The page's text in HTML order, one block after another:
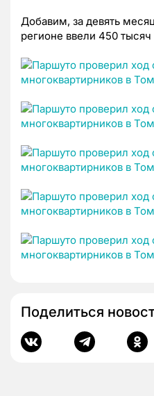
Добавим, за девять
регионе ввели 450
Поделиться